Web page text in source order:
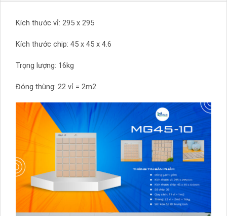
Kích thước vỉ: 295 x 295
Kích thước chip: 45 x 45 x 4.6
Trọng lượng: 16kg
Đóng thùng: 22 vỉ = 2m2